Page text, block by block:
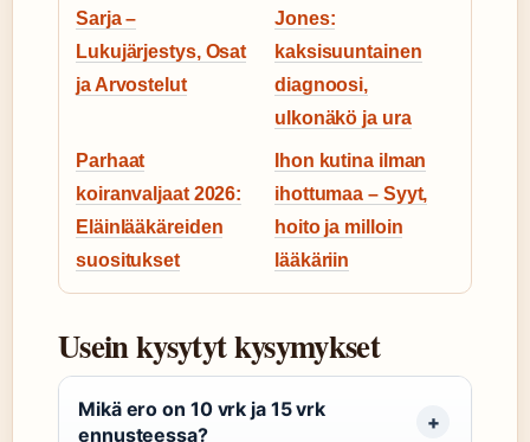
Sarja –
Lukujärjestys, Osat
ja Arvostelut
Jones:
kaksisuuntainen
diagnoosi,
ulkonäkö ja ura
Parhaat
koiranvaljaat 2026:
Eläinlääkäreiden
suositukset
Ihon kutina ilman
ihottumaa – Syyt,
hoito ja milloin
lääkäriin
Usein kysytyt kysymykset
Mikä ero on 10 vrk ja 15 vrk
ennusteessa?